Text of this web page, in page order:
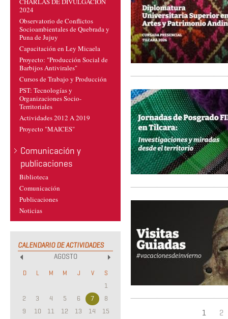
2024
Observatorio de Conflictos
Socioambientales de Quebrada y
Puna de Jujuy
Capacitación en Ley Micaela
Proyecto: "Producción Social de
Barbijos Antivirales"
Cursos de Trabajo y Producción
PST: Tecnologías y
Organizaciones Socio-
Territoriales
Actividades 2012 A 2019
Proyecto "MAICES"
Comunicación y
publicaciones
Biblioteca
Comunicación
Publicaciones
Noticias
CALENDARIO DE ACTIVIDADES
AGOSTO
D L M M J V S
1
2
3 4 5 6 7
8
9
10 11 12 13 14
15
1 2